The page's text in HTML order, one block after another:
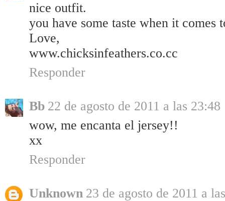
nice outfit.
you have some taste when it comes
Love,
www.chicksinfeathers.co.cc
Responder
Bb 22 de agosto de 2011 a las 23:48
wow, me encanta el jersey!!
xx
Responder
Unknown 23 de agosto de 2011 a